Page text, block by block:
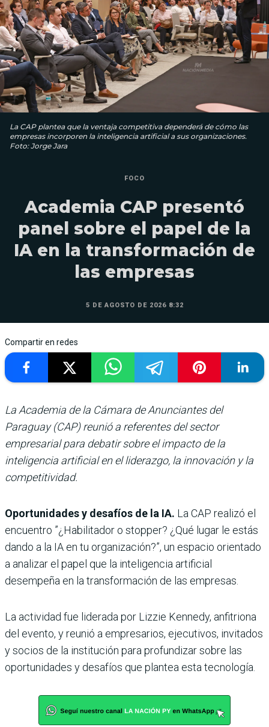
La CAP plantea que la ventaja competitiva dependerá de cómo las
empresas incorporen la inteligencia artificial a sus organizaciones.
Foto: Jorge Jara
FOCO
Academia CAP presentó
panel sobre el papel de la
IA en la transformación de
las empresas
5 DE AGOSTO DE 2026 8:32
Compartir en redes
La Academia de la Cámara de Anunciantes del
Paraguay (CAP) reunió a referentes del sector
empresarial para debatir sobre el impacto de la
inteligencia artificial en el liderazgo, la innovación y la
competitividad.
Oportunidades y desafíos de la IA. La CAP realizó el
encuentro ”¿Habilitador o stopper? ¿Qué lugar le estás
dando a la IA en tu organización?”, un espacio orientado
a analizar el papel que la inteligencia artificial
desempeña en la transformación de las empresas.
La actividad fue liderada por Lizzie Kennedy, anfitriona
del evento, y reunió a empresarios, ejecutivos, invitados
y socios de la institución para profundizar sobre las
oportunidades y desafíos que plantea esta tecnología.